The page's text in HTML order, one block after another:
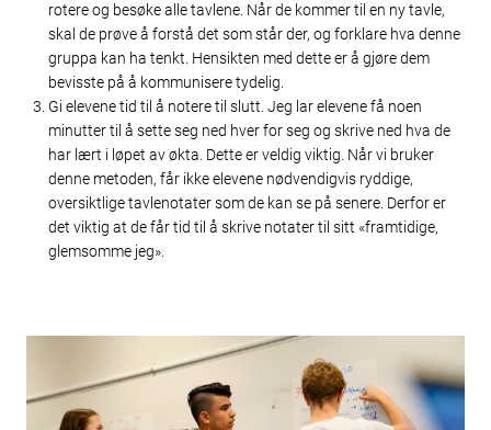
rotere og besøke alle tavlene. Når de kommer til en ny tavle,
skal de prøve å forstå det som står der, og forklare hva denne
gruppa kan ha tenkt. Hensikten med dette er å gjøre dem
bevisste på å kommunisere tydelig.
Gi elevene tid til å notere til slutt. Jeg lar elevene få noen
minutter til å sette seg ned hver for seg og skrive ned hva de
har lært i løpet av økta. Dette er veldig viktig. Når vi bruker
denne metoden, får ikke elevene nødvendigvis ryddige,
oversiktlige tavlenotater som de kan se på senere. Derfor er
det viktig at de får tid til å skrive notater til sitt «framtidige,
glemsomme jeg».